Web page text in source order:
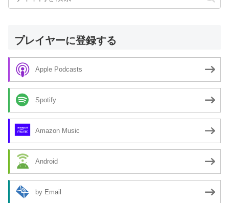
プレイヤーに登録する
Apple Podcasts
Spotify
Amazon Music
Android
by Email